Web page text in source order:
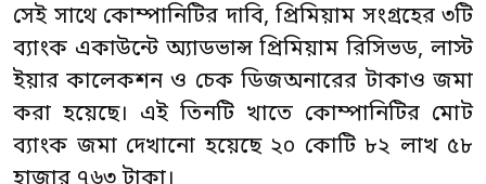
সেই সাথে কোম্পানিটির দাবি, প্রিমিয়াম সংগ্রহের ৩টি
ব্যাংক একাউন্টে অ্যাডভান্স প্রিমিয়াম রিসিভড, লাস্ট
ইয়ার কালেকশন ও চেক ডিজঅনারের টাকাও জমা
করা হয়েছে। এই তিনটি খাতে কোম্পানিটির মোট
ব্যাংক জমা দেখানো হয়েছে ২০ কোটি ৮২ লাখ ৫৮